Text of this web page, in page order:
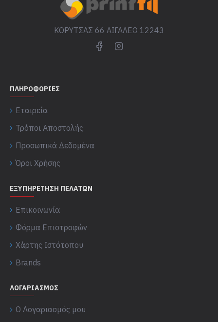
ΚΟΡΥΤΣΑΣ 66 ΑΙΓΑΛΕΩ 12243
ΠΛΗΡΟΦΟΡΊΕΣ
Εταιρεία
Τρόποι Αποστολής
Προσωπικά Δεδομένα
Όροι Χρήσης
ΕΞΥΠΗΡΈΤΗΣΗ ΠΕΛΑΤΏΝ
Επικοινωνία
Φόρμα Επιστροφών
Χάρτης Ιστότοπου
Brands
ΛΟΓΑΡΙΑΣΜΌΣ
Ο Λογαριασμός μου